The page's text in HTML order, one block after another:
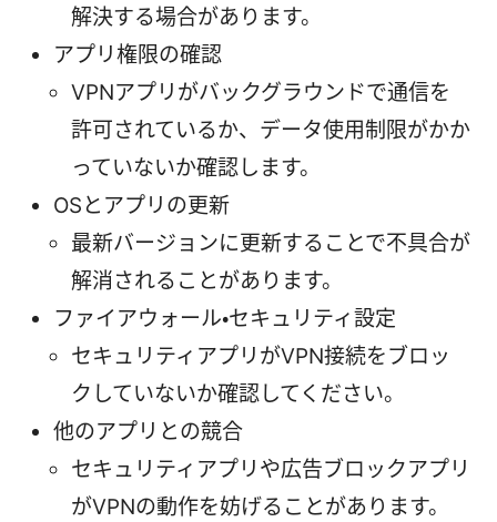
解決する場合があります。
アプリ権限の確認
VPNアプリがバックグラウンドで通信を
許可されているか、データ使用制限がかか
っていないか確認します。
OSとアプリの更新
最新バージョンに更新することで不具合が
解消されることがあります。
ファイアウォール・セキュリティ設定
セキュリティアプリがVPN接続をブロッ
クしていないか確認してください。
他のアプリとの競合
セキュリティアプリや広告ブロックアプリ
がVPNの動作を妨げることがあります。